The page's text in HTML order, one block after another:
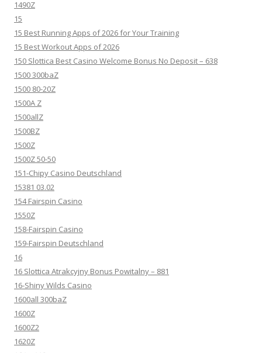
1490Z
15
15 Best Running Apps of 2026 for Your Training
15 Best Workout Apps of 2026
150 Slottica Best Casino Welcome Bonus No Deposit – 638
1500 300baZ
1500 80-20Z
1500A Z
1500allZ
1500BZ
1500Z
1500Z 50-50
151-Chipy Casino Deutschland
15381 03.02
154 Fairspin Casino
1550Z
158-Fairspin Casino
159-Fairspin Deutschland
16
16 Slottica Atrakcyjny Bonus Powitalny – 881
16-Shiny Wilds Casino
1600all 300baZ
1600Z
1600Z2
1620Z